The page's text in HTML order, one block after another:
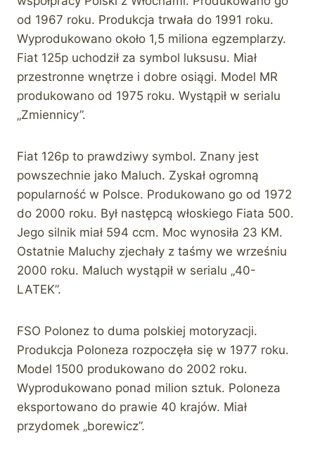
od 1967 roku. Produkcja trwała do 1991 roku.
Wyprodukowano około 1,5 miliona egzemplarzy.
Fiat 125p uchodził za symbol luksusu. Miał
przestronne wnętrze i dobre osiągi. Model MR
produkowano od 1975 roku. Wystąpił w serialu
„Zmiennicy”.
Fiat 126p to prawdziwy symbol. Znany jest
powszechnie jako Maluch. Zyskał ogromną
popularność w Polsce. Produkowano go od 1972
do 2000 roku. Był następcą włoskiego Fiata 500.
Jego silnik miał 594 ccm. Moc wynosiła 23 KM.
Ostatnie Maluchy zjechały z taśmy we wrześniu
2000 roku. Maluch wystąpił w serialu „40-
LATEK”.
FSO Polonez to duma polskiej motoryzacji.
Produkcja Poloneza rozpoczęła się w 1977 roku.
Model 1500 produkowano do 2002 roku.
Wyprodukowano ponad milion sztuk. Poloneza
eksportowano do prawie 40 krajów. Miał
przydomek „borewicz”.